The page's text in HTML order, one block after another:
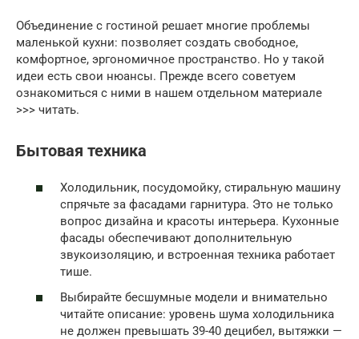
Объединение с гостиной решает многие проблемы
маленькой кухни: позволяет создать свободное,
комфортное, эргономичное пространство. Но у такой
идеи есть свои нюансы. Прежде всего советуем
ознакомиться с ними в нашем отдельном материале
>>> читать.
Бытовая техника
Холодильник, посудомойку, стиральную машину
спрячьте за фасадами гарнитура. Это не только
вопрос дизайна и красоты интерьера. Кухонные
фасады обеспечивают дополнительную
звукоизоляцию, и встроенная техника работает
тише.
Выбирайте бесшумные модели и внимательно
читайте описание: уровень шума холодильника
не должен превышать 39-40 децибел, вытяжки —